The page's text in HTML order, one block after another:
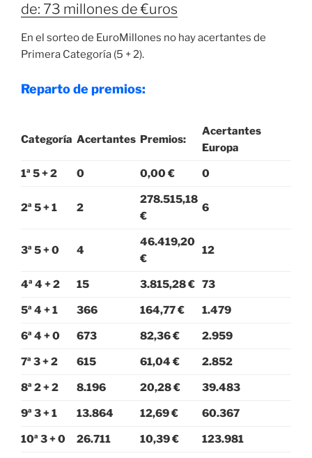
de: 73 millones de €uros
En el sorteo de EuroMillones no hay acertantes de
Primera Categoría (5 + 2).
Reparto de premios:
Categoría Acertantes Premios:
Acertantes
Europa
1ª 5 + 2 0 0,00 € 0
2ª 5 + 1 2
278.515,18
€
6
3ª 5 + 0 4
46.419,20
€
12
4ª 4 + 2 15 3.815,28 € 73
5ª 4 + 1 366 164,77 € 1.479
6ª 4 + 0 673 82,36 € 2.959
7ª 3 + 2 615 61,04 € 2.852
8ª 2 + 2 8.196 20,28 € 39.483
9ª 3 + 1 13.864 12,69 € 60.367
10ª 3 + 0 26.711 10,39 € 123.981